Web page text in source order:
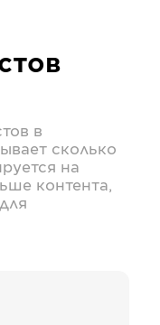
в
сколько
на
контента,